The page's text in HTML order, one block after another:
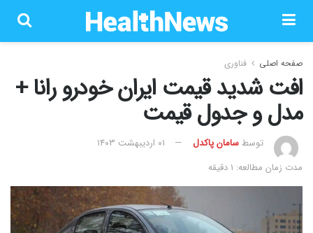
صفحه اصلی فناوری
افت شدید قیمت ایران خودرو رانا +
مدل و جدول قیمت
توسطسامان پاکدل
۰۱ اردیبهشت ۱۴۰۳
مدت زمان مطالعه: 1 دقیقه